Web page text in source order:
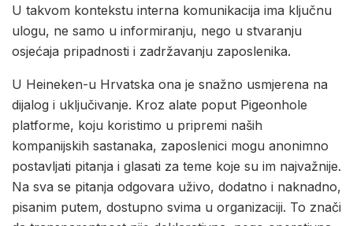
U takvom kontekstu interna komunikacija ima ključnu
ulogu, ne samo u informiranju, nego u stvaranju
osjećaja pripadnosti i zadržavanju zaposlenika.
U Heineken-u Hrvatska ona je snažno usmjerena na
dijalog i uključivanje. Kroz alate poput Pigeonhole
platforme, koju koristimo u pripremi naših
kompanijskih sastanaka, zaposlenici mogu anonimno
postavljati pitanja i glasati za teme koje su im najvažnije.
Na sva se pitanja odgovara uživo, dodatno i naknadno,
pisanim putem, dostupno svima u organizaciji. To znači